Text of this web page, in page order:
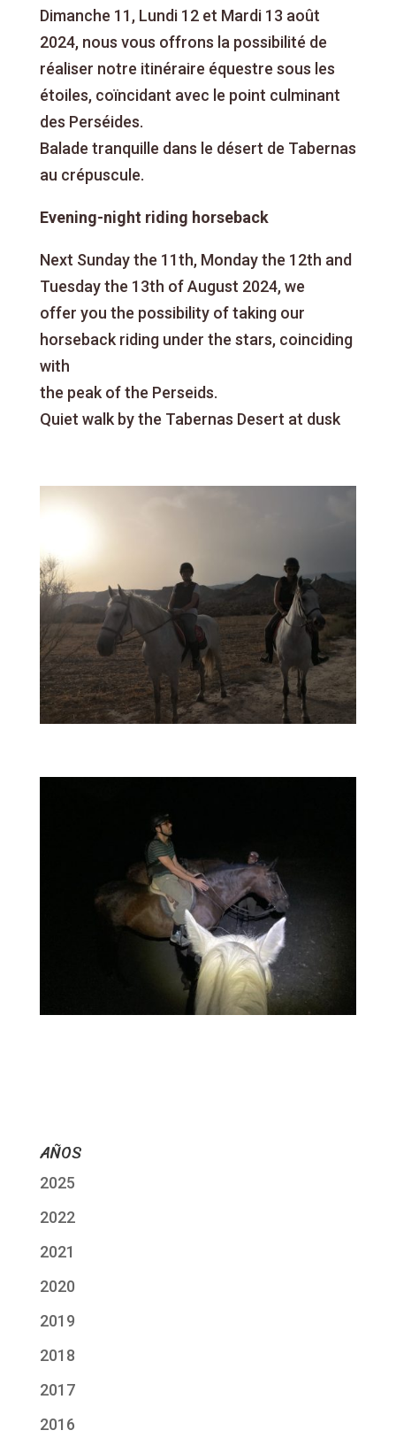
Dimanche 11, Lundi 12 et Mardi 13 août
2024, nous vous offrons la possibilité de
réaliser notre itinéraire équestre sous les
étoiles, coïncidant avec le point culminant
des Perséides.
Balade tranquille dans le désert de Tabernas
au crépuscule.
Evening-night riding horseback
Next Sunday the 11th, Monday the 12th and
Tuesday the 13th of August 2024, we
offer you the possibility of taking our
horseback riding under the stars, coinciding
with
the peak of the Perseids.
Quiet walk by the Tabernas Desert at dusk
AÑOS
2025
2022
2021
2020
2019
2018
2017
2016